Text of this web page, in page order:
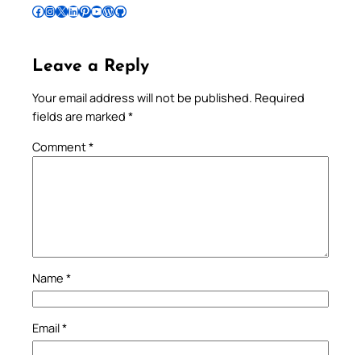
Follow Pradeep on Facebook Follow Pradeep on InstagramFollow Pradeep on X Follow Pradeep on LinkedIn Follow Pradeep on Pinterest Subscribe to Pradeep’s Youtube Channel Follow Pradeep on WordPress Follow Pradeep on GitHub
Leave a Reply
Your email address will not be published. Required
fields are marked *
Comment*
Name *
Email*